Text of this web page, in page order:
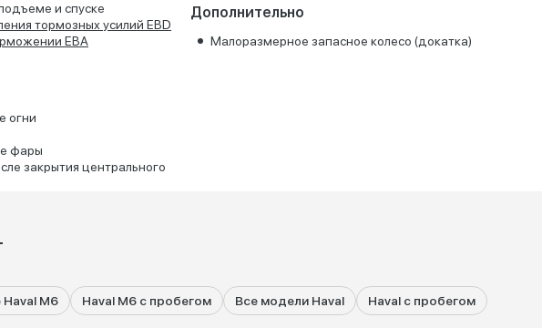
и спуске
тормозных усилий EBD
EBA
огни
фары
закрытия центрального
Дополнительно
Малоразмерное запасное колесо (докатка)
M6 Haval M6 с пробегом Все модели Haval Haval с пробегом